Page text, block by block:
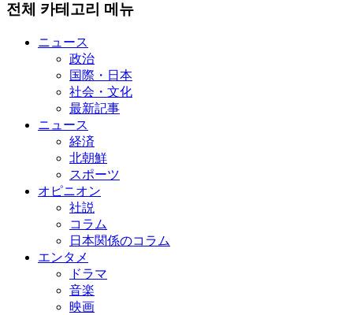
전체 카테고리 메뉴
ニュース
政治
国際・日本
社会・文化
最新記事
ニュース
経済
北朝鮮
スポーツ
オピニオン
社説
コラム
日本関係のコラム
エンタメ
ドラマ
音楽
映画